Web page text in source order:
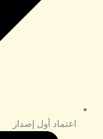
اعتماد أول إصدار